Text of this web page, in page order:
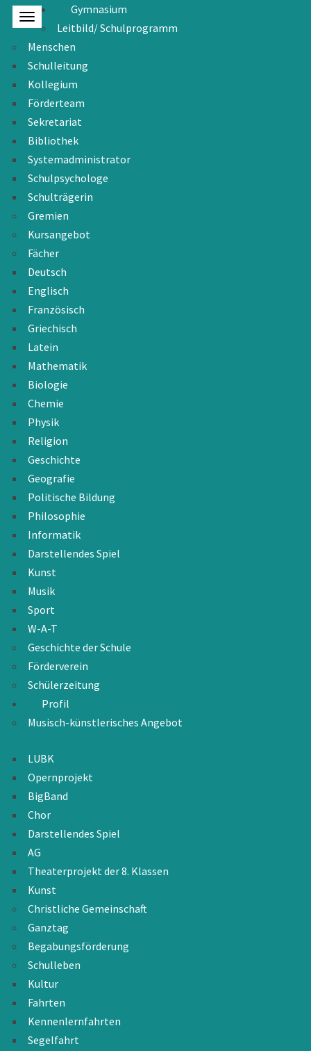
Gymnasium
Leitbild/ Schulprogramm
Menschen
Schulleitung
Kollegium
Förderteam
Sekretariat
Bibliothek
Systemadministrator
Schulpsychologe
Schulträgerin
Gremien
Kursangebot
Fächer
Deutsch
Englisch
Französisch
Griechisch
Latein
Mathematik
Biologie
Chemie
Physik
Religion
Geschichte
Geografie
Politische Bildung
Philosophie
Informatik
Darstellendes Spiel
Kunst
Musik
Sport
W-A-T
Geschichte der Schule
Förderverein
Schülerzeitung
Profil
Musisch-künstlerisches Angebot
LUBK
Opernprojekt
BigBand
Chor
Darstellendes Spiel
AG
Theaterprojekt der 8. Klassen
Kunst
Christliche Gemeinschaft
Ganztag
Begabungsförderung
Schulleben
Kultur
Fahrten
Kennenlernfahrten
Segelfahrt